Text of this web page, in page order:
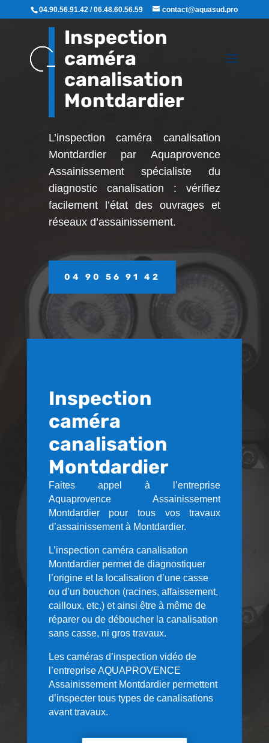
04.90.56.91.42 / 06.48.60.56.59 contact@aquasud.pro
Inspection
caméra
canalisation
Montdardier
L’inspection caméra canalisation
Montdardier par Aquaprovence
Assainissement spécialiste du
diagnostic canalisation : vérifiez
facilement l’état des ouvrages et
réseaux d’assainissement.
04 90 56 91 42
Inspection
caméra
canalisation
Montdardier
Faites appel à l’entreprise
Aquaprovence Assainissement
Montdardier pour tous vos travaux
d’assainissement à Montdardier.
L’inspection caméra canalisation
Montdardier permet de diagnostiquer
l’origine et la localisation d’une casse
ou d’un bouchon (racines, affaissement,
cailloux, etc.) et ainsi être à même de
réparer ou de déboucher la canalisation
sans casse, ni gros travaux.
Les caméras d’inspection vidéo de
l’entreprise AQUAPROVENCE
Assainissement Montdardier permettent
d’inspecter tous types de canalisations
avant travaux.